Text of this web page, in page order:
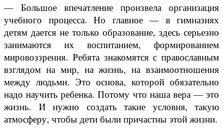
— Большое впечатление произвела организация
учебного процесса. Но главное — в гимназиях
детям дается не только образование, здесь серьезно
занимаются их воспитанием, формированием
мировоззрения. Ребята знакомятся с православным
взглядом на мир, на жизнь, на взаимоотношения
между людьми. Это основа, которой обязательно
надо научить ребенка. Потому что наша вера — это
жизнь. И нужно создать такие условия, такую
атмосферу, чтобы дети были причастны этой жизни.